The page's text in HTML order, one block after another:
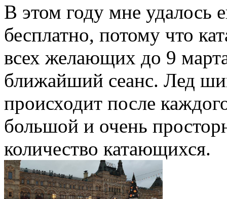
В этом году мне удалось
бесплатно, потому что
всех желающих до 9
ближайший сеанс. Лед
происходит после
большой и очень
количество катающихся.